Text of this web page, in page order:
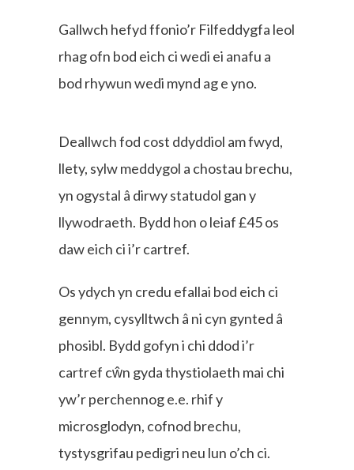
Gallwch hefyd ffonio’r Filfeddygfa leol
rhag ofn bod eich ci wedi ei anafu a
bod rhywun wedi mynd ag e yno.
Deallwch fod cost ddyddiol am fwyd,
llety, sylw meddygol a chostau brechu,
yn ogystal â dirwy statudol gan y
llywodraeth. Bydd hon o leiaf £45 os
daw eich ci i’r cartref.
Os ydych yn credu efallai bod eich ci
gennym, cysylltwch â ni cyn gynted â
phosibl. Bydd gofyn i chi ddod i’r
cartref cŵn gyda thystiolaeth mai chi
yw’r perchennog e.e. rhif y
microsglodyn, cofnod brechu,
tystysgrifau pedigri neu lun o’ch ci.